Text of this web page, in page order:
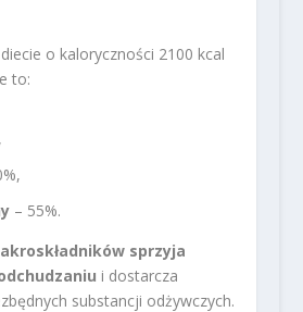
o kaloryczności 2100 kcal
to:
– 55%.
sprzyja
i dostarcza
substancji odżywczych.